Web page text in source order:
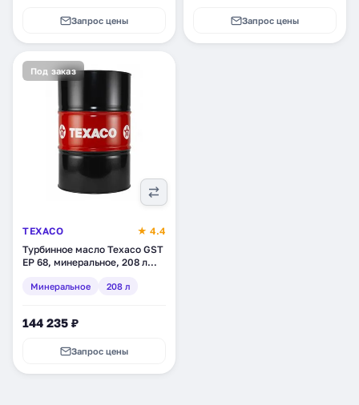
Запрос цены Запрос цены
Под заказ
TEXACO
★ 4.4
Турбинное масло Texaco GST
EP 68, минеральное, 208 л
Минеральное 208 л
144 235 ₽
Запрос цены